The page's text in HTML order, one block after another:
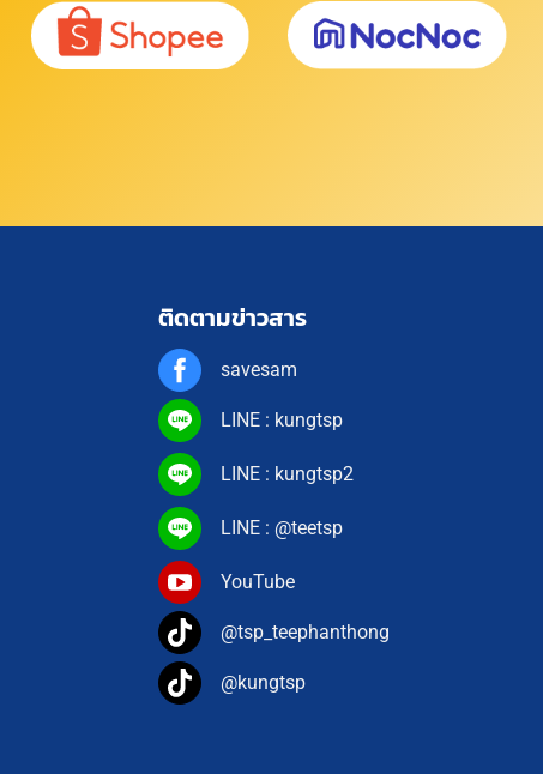
ติดตามข่าวสาร
savesam
LINE : kungtsp
LINE : kungtsp2
LINE : @teetsp
YouTube
@tsp_teephanthong
@kungtsp